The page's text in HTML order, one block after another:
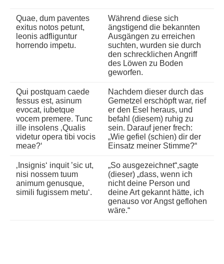
Quae, dum paventes
exitus notos petunt,
leonis adfliguntur
horrendo impetu.
Während diese sich
ängstigend die bekannten
Ausgängen zu erreichen
suchten, wurden sie durch
den schrecklichen Angriff
des Löwen zu Boden
geworfen.
Qui postquam caede
fessus est, asinum
evocat, iubetque
vocem premere. Tunc
ille insolens ‚Qualis
videtur opera tibi vocis
meae?‘
Nachdem dieser durch das
Gemetzel erschöpft war, rief
er den Esel heraus, und
befahl (diesem) ruhig zu
sein. Darauf jener frech:
„Wie gefiel (schien) dir der
Einsatz meiner Stimme?“
‚Insignis‘ inquit ’sic ut,
nisi nossem tuum
animum genusque,
simili fugissem metu‘.
„So ausgezeichnet“,sagte
(dieser) „dass, wenn ich
nicht deine Person und
deine Art gekannt hätte, ich
genauso vor Angst geflohen
wäre.“